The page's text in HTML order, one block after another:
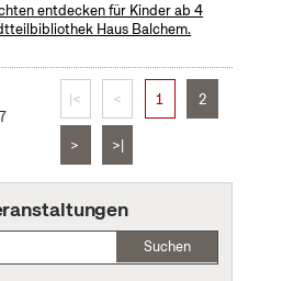
entdecken für Kinder ab 4
Haus Balchem.
|< < 1 2
> >|
Suchen